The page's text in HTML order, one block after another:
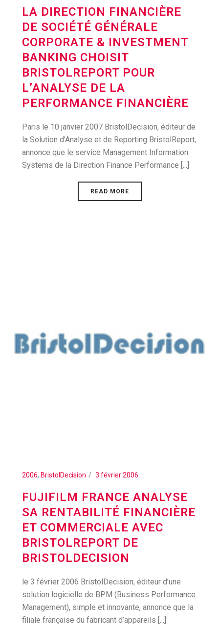
LA DIRECTION FINANCIÈRE
DE SOCIÉTÉ GÉNÉRALE
CORPORATE & INVESTMENT
BANKING CHOISIT
BRISTOLREPORT POUR
L’ANALYSE DE LA
PERFORMANCE FINANCIÈRE
Paris le 10 janvier 2007 BristolDecision, éditeur de
la Solution d’Analyse et de Reporting BristolReport,
annonce que le service Management Information
Systems de la Direction Finance Performance [...]
READ MORE
2006, BristolDecision 3 février 2006
FUJIFILM FRANCE ANALYSE
SA RENTABILITÉ FINANCIÈRE
ET COMMERCIALE AVEC
BRISTOLREPORT DE
BRISTOLDECISION
le 3 février 2006 BristolDecision, éditeur d’une
solution logicielle de BPM (Business Performance
Management), simple et innovante, annonce que la
filiale française du fabricant d’appareils [...]